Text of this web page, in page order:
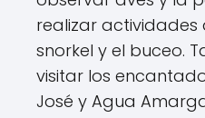
realizar
snorkel y el buceo.
visitar los
José y Agua